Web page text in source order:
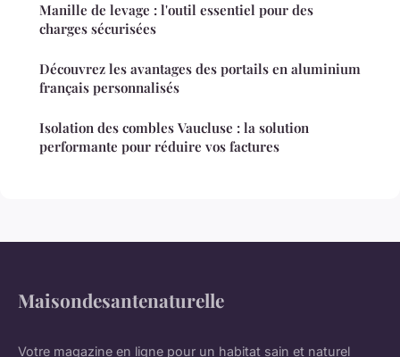
Manille de levage : l'outil essentiel pour des
charges sécurisées
Découvrez les avantages des portails en aluminium
français personnalisés
Isolation des combles Vaucluse : la solution
performante pour réduire vos factures
Maisondesantenaturelle
Votre magazine en ligne pour un habitat sain et naturel